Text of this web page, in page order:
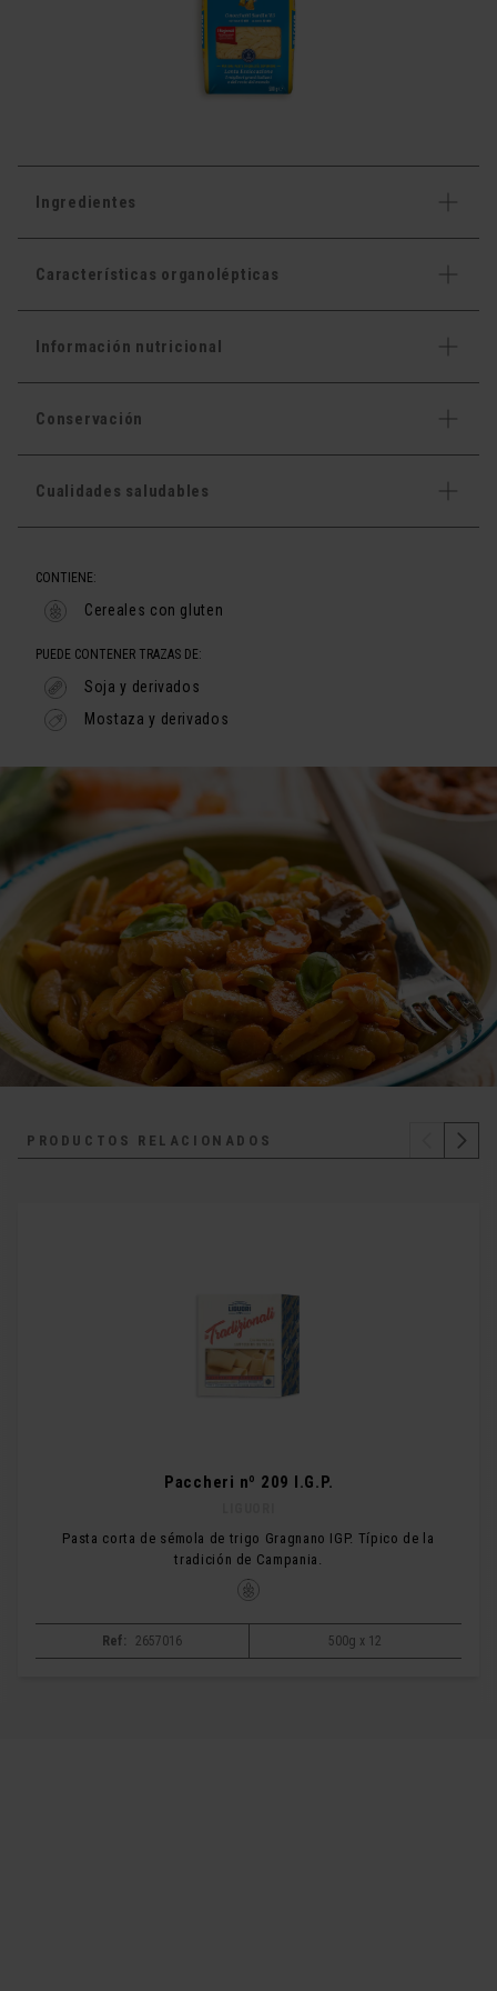
Ingredientes
Características organolépticas
Información nutricional
Conservación
Cualidades saludables
CONTIENE:
Cereales con gluten
PUEDE CONTENER TRAZAS DE:
Soja y derivados
Mostaza y derivados
PRODUCTOS RELACIONADOS
Paccheri nº 209 I.G.P.
Pasta corta de sémola de trigo Gragnano IGP. Típico de la
tradición de Campania.
Ref: 2657016 500g x 12